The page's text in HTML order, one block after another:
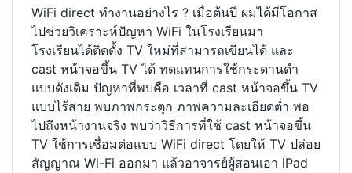
WiFi direct ทำงานอย่างไร ? เมื่อต้นปี ผมได้มีโอกาส
ไปช่วยวิเคราะห์ปัญหา WiFi ในโรงเรียนมา
โรงเรียนได้ติดตั้ง TV ใหม่ที่สามารถเขียนได้ และ
cast หน้าจอขึ้น TV ได้ ทดแทนการใช้กระดานดำ
แบบดังเดิม ปัญหาที่พบคือ เวลาที่ cast หน้าจอขึ้น TV
แบบไร้สาย พบภาพกระตุก ภาพความละเอียดต่ำ พอ
ไปถึงหน้างานจริง พบว่าวิธีการที่ใช้ cast หน้าจอขึ้น
TV ใช้การเชื่อมต่อแบบ WiFi direct โดยให้ TV ปล่อย
สัญญาณ Wi-Fi ออกมา แล้วอาจารย์ผู้สอนเอา iPad